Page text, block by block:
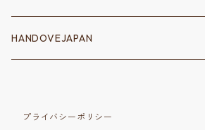
消化器
ハンドルバー
配線
サドルバッグ
バルブキャップ
シート
ロングスリーブＴシャツ
コーチジャケット
トートバッグ
ショルダーバッグ
HANDOVEJAPAN
プライバシーポリシー